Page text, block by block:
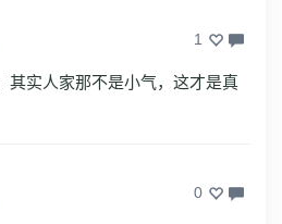
1
其实人家那不是小气，这才是真
0